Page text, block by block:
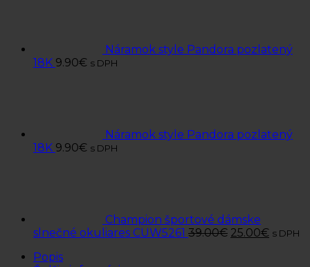
Náramok style Pandora pozlatený
18K 9.90€ s DPH
Náramok style Pandora pozlatený
18K 9.90€ s DPH
Champion športové dámske
slnečné okuliares CUW5261 39.00€ 25.00€ s DPH
Popis